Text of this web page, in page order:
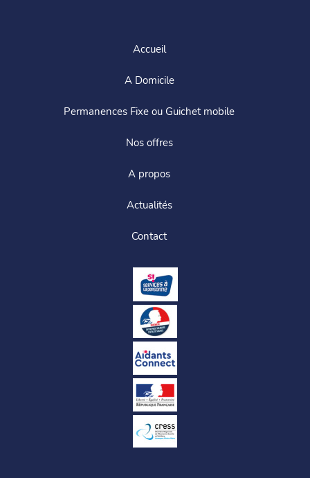
Accueil
A Domicile
Permanences Fixe ou Guichet mobile
Nos offres
A propos
Actualités
Contact